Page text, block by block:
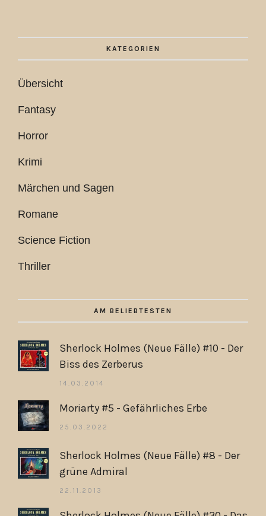
KATEGORIEN
Übersicht
Fantasy
Horror
Krimi
Märchen und Sagen
Romane
Science Fiction
Thriller
AM BELIEBTESTEN
Sherlock Holmes (Neue Fälle) #10 - Der
Biss des Zerberus
14.03.2014
Moriarty #5 - Gefährliches Erbe
25.03.2022
Sherlock Holmes (Neue Fälle) #8 - Der
grüne Admiral
22.11.2013